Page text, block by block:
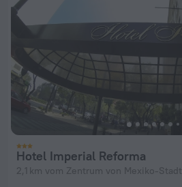
Hotel Imperial Reforma
2,1 km vom Zentrum von Mexiko-Stadt